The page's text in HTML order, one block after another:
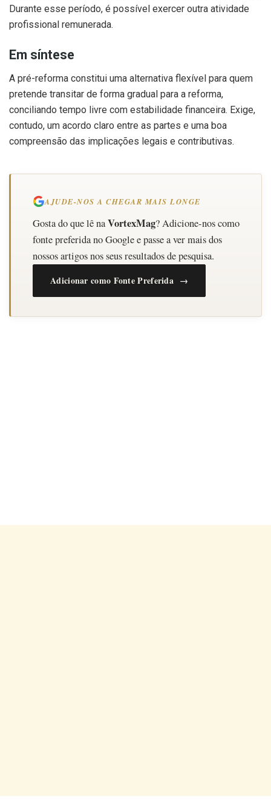
Durante esse período, é possível exercer outra atividade
profissional remunerada.
Em síntese
A pré-reforma constitui uma alternativa flexível para quem
pretende transitar de forma gradual para a reforma,
conciliando tempo livre com estabilidade financeira. Exige,
contudo, um acordo claro entre as partes e uma boa
compreensão das implicações legais e contributivas.
AJUDE-NOS A CHEGAR MAIS LONGE
Gosta do que lê naVortexMag? Adicione-nos como
fonte preferida no Google e passe a ver mais dos
nossos artigos nos seus resultados de pesquisa.
Adicionar como Fonte Preferida →